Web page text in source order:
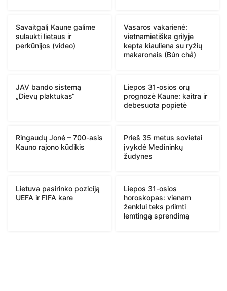
Savaitgalį Kaune galime
sulaukti lietaus ir
perkūnijos (video)
Vasaros vakarienė:
vietnamietiška grilyje
kepta kiauliena su ryžių
makaronais (Bún chả)
JAV bando sistemą
„Dievų plaktukas“
Liepos 31-osios orų
prognozė Kaune: kaitra ir
debesuota popietė
Ringaudų Jonė – 700-asis
Kauno rajono kūdikis
Prieš 35 metus sovietai
įvykdė Medininkų
žudynes
Lietuva pasirinko poziciją
UEFA ir FIFA kare
Liepos 31-osios
horoskopas: vienam
ženklui teks priimti
lemtingą sprendimą